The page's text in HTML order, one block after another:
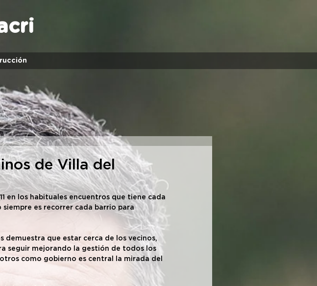
de Villa del
en los habituales encuentros que tiene cada
siempre es recorrer cada barrio para
demuestra que estar cerca de los vecinos,
seguir mejorando la gestión de todos los
como gobierno es central la mirada del